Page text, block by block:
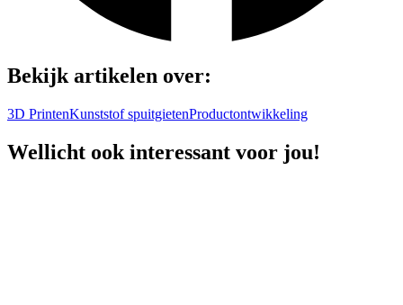
Bekijk artikelen over:
3D PrintenKunststof spuitgietenProductontwikkeling
Wellicht ook interessant voor jou!